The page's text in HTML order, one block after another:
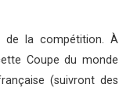
de la compétition. À
Coupe du monde
(suivront des